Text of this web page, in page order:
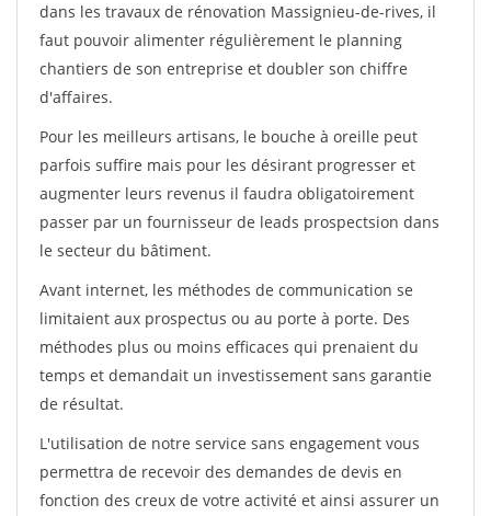
dans les travaux de rénovation Massignieu-de-rives, il
faut pouvoir alimenter régulièrement le planning
chantiers de son entreprise et doubler son chiffre
d'affaires.
Pour les meilleurs artisans, le bouche à oreille peut
parfois suffire mais pour les désirant progresser et
augmenter leurs revenus il faudra obligatoirement
passer par un fournisseur de leads prospectsion dans
le secteur du bâtiment.
Avant internet, les méthodes de communication se
limitaient aux prospectus ou au porte à porte. Des
méthodes plus ou moins efficaces qui prenaient du
temps et demandait un investissement sans garantie
de résultat.
L'utilisation de notre service sans engagement vous
permettra de recevoir des demandes de devis en
fonction des creux de votre activité et ainsi assurer un